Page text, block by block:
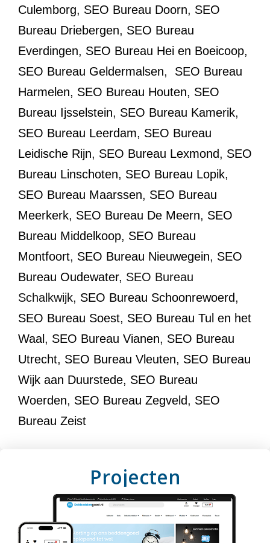
Culemborg, SEO Bureau Doorn, SEO
Bureau Driebergen, SEO Bureau
Everdingen, SEO Bureau Hei en Boeicoop,
SEO Bureau Geldermalsen, SEO Bureau
Harmelen, SEO Bureau Houten, SEO
Bureau Ijsselstein, SEO Bureau Kamerik,
SEO Bureau Leerdam, SEO Bureau
Leidische Rijn, SEO Bureau Lexmond, SEO
Bureau Linschoten, SEO Bureau Lopik,
SEO Bureau Maarssen, SEO Bureau
Meerkerk, SEO Bureau De Meern, SEO
Bureau Middelkoop, SEO Bureau
Montfoort, SEO Bureau Nieuwegein, SEO
Bureau Oudewater, SEO Bureau
Schalkwijk, SEO Bureau Schoonrewoerd,
SEO Bureau Soest, SEO Bureau Tul en het
Waal , SEO Bureau Vianen, SEO Bureau
Utrecht, SEO Bureau Vleuten, SEO Bureau
Wijk aan Duurstede, SEO Bureau
Woerden, SEO Bureau Zegveld, SEO
Bureau Zeist
Projecten